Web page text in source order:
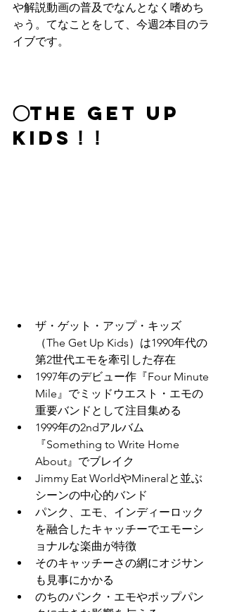
や解説動画の普及でなんとなく嗜めち
ゃう。てなことをして、今週2本目のラ
イブです。
◯The Get Up
Kids！！
ザ・ゲット・アップ・キッズ
（The Get Up Kids）は1990年代の
第2世代エモを牽引した存在
1997年のデビュー作『Four Minute
Mile』でミッドウエスト・エモの
重要バンドとして注目集める
1999年の2ndアルバム
『Something to Write Home
About』でブレイク
Jimmy Eat WorldやMineralと並ぶ
シーンの中心的バンド
パンク、エモ、インディーロック
を融合したキャッチーでエモーシ
ョナルな楽曲が特徴
そのキャッチーさの網にオジサン
も見事にかかる
のちのパンク・エモやポップパン